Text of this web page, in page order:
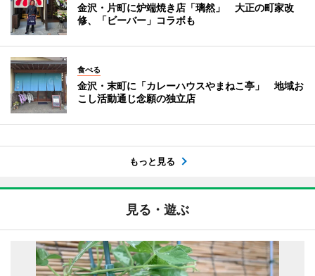
金沢・片町に炉端焼き店「璃然」 大正の町家改
修、「ビーバー」コラボも
食べる
金沢・末町に「カレーハウスやまねこ亭」 地域お
こし活動通じ念願の独立店
もっと見る
見る・遊ぶ